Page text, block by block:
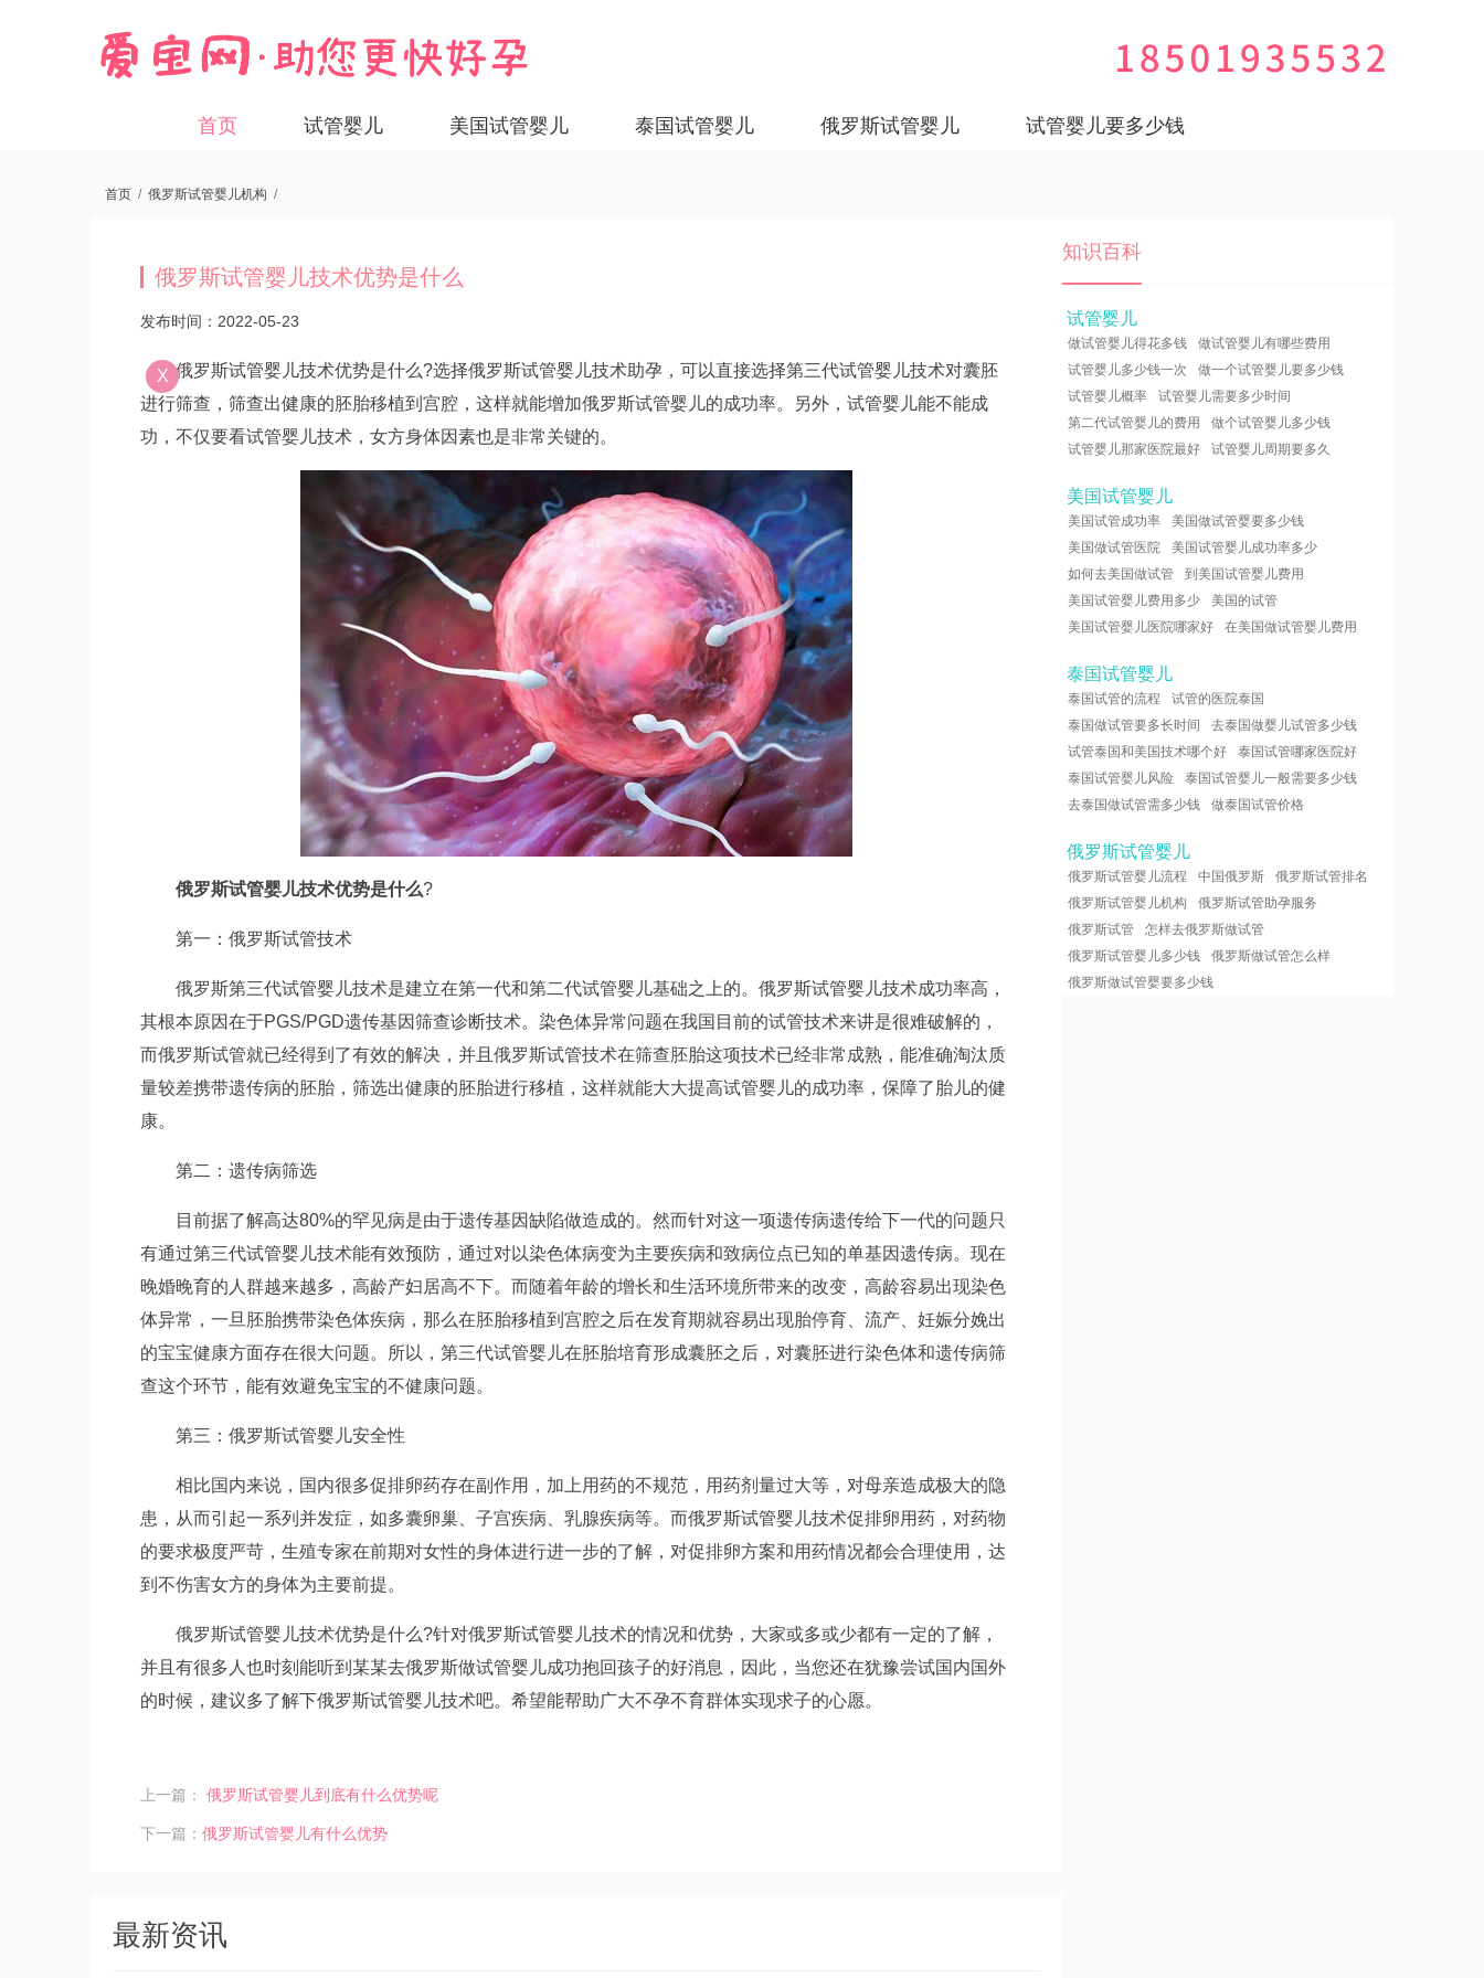
首页 试管婴儿 美国试管婴儿 泰国试管婴儿 俄罗斯试管婴儿 试管婴儿要多少钱
首页 / 俄罗斯试管婴儿机构 /
俄罗斯试管婴儿技术优势是什么
发布时间：2022-05-23
俄罗斯试管婴儿技术优势是什么?选择俄罗斯试管婴儿技术助孕，可以直接选择第三代试管婴儿技术对囊胚
进行筛查，筛查出健康的胚胎移植到宫腔，这样就能增加俄罗斯试管婴儿的成功率。另外，试管婴儿能不能成
功，不仅要看试管婴儿技术，女方身体因素也是非常关键的。
俄罗斯试管婴儿技术优势是什么?
第一：俄罗斯试管技术
俄罗斯第三代试管婴儿技术是建立在第一代和第二代试管婴儿基础之上的。俄罗斯试管婴儿技术成功率高，
其根本原因在于PGS/PGD遗传基因筛查诊断技术。染色体异常问题在我国目前的试管技术来讲是很难破解的，
而俄罗斯试管就已经得到了有效的解决，并且俄罗斯试管技术在筛查胚胎这项技术已经非常成熟，能准确淘汰质
量较差携带遗传病的胚胎，筛选出健康的胚胎进行移植，这样就能大大提高试管婴儿的成功率，保障了胎儿的健
康。
第二：遗传病筛选
目前据了解高达80%的罕见病是由于遗传基因缺陷做造成的。然而针对这一项遗传病遗传给下一代的问题只
有通过第三代试管婴儿技术能有效预防，通过对以染色体病变为主要疾病和致病位点已知的单基因遗传病。现在
晚婚晚育的人群越来越多，高龄产妇居高不下。而随着年龄的增长和生活环境所带来的改变，高龄容易出现染色
体异常，一旦胚胎携带染色体疾病，那么在胚胎移植到宫腔之后在发育期就容易出现胎停育、流产、妊娠分娩出
的宝宝健康方面存在很大问题。所以，第三代试管婴儿在胚胎培育形成囊胚之后，对囊胚进行染色体和遗传病筛
查这个环节，能有效避免宝宝的不健康问题。
第三：俄罗斯试管婴儿安全性
相比国内来说，国内很多促排卵药存在副作用，加上用药的不规范，用药剂量过大等，对母亲造成极大的隐
患，从而引起一系列并发症，如多囊卵巢、子宫疾病、乳腺疾病等。而俄罗斯试管婴儿技术促排卵用药，对药物
的要求极度严苛，生殖专家在前期对女性的身体进行进一步的了解，对促排卵方案和用药情况都会合理使用，达
到不伤害女方的身体为主要前提。
俄罗斯试管婴儿技术优势是什么?针对俄罗斯试管婴儿技术的情况和优势，大家或多或少都有一定的了解，
并且有很多人也时刻能听到某某去俄罗斯做试管婴儿成功抱回孩子的好消息，因此，当您还在犹豫尝试国内国外
的时候，建议多了解下俄罗斯试管婴儿技术吧。希望能帮助广大不孕不育群体实现求子的心愿。
上一篇： 俄罗斯试管婴儿到底有什么优势呢
下一篇： 俄罗斯试管婴儿有什么优势
知识百科
试管婴儿
做试管婴儿得花多钱
做试管婴儿有哪些费用
试管婴儿多少钱一次
做一个试管婴儿要多少钱
试管婴儿概率
试管婴儿需要多少时间
第二代试管婴儿的费用
做个试管婴儿多少钱
试管婴儿那家医院最好
试管婴儿周期要多久
美国试管婴儿
美国试管成功率
美国做试管婴要多少钱
美国做试管医院
美国试管婴儿成功率多少
如何去美国做试管
到美国试管婴儿费用
美国试管婴儿费用多少
美国的试管
美国试管婴儿医院哪家好
在美国做试管婴儿费用
泰国试管婴儿
泰国试管的流程
试管的医院泰国
泰国做试管要多长时间
去泰国做婴儿试管多少钱
试管泰国和美国技术哪个好
泰国试管哪家医院好
泰国试管婴儿风险
泰国试管婴儿一般需要多少钱
去泰国做试管需多少钱
做泰国试管价格
俄罗斯试管婴儿
俄罗斯试管婴儿流程 中国俄罗斯
俄罗斯试管排名
俄罗斯试管婴儿机构
俄罗斯试管助孕服务
俄罗斯试管
怎样去俄罗斯做试管
俄罗斯试管婴儿多少钱
俄罗斯做试管怎么样
俄罗斯做试管婴要多少钱
最新资讯
X